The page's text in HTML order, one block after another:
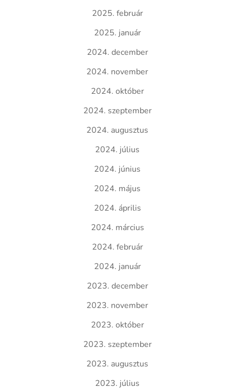
2025. február
2025. január
2024. december
2024. november
2024. október
2024. szeptember
2024. augusztus
2024. július
2024. június
2024. május
2024. április
2024. március
2024. február
2024. január
2023. december
2023. november
2023. október
2023. szeptember
2023. augusztus
2023. július